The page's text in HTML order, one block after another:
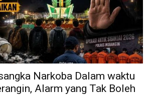
Narkoba Dalam waktu
Alarm yang Tak Boleh